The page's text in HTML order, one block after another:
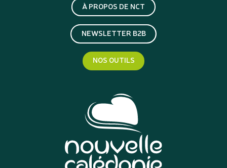
À PROPOS DE NCT
NEWSLETTER B2B
NOS OUTILS